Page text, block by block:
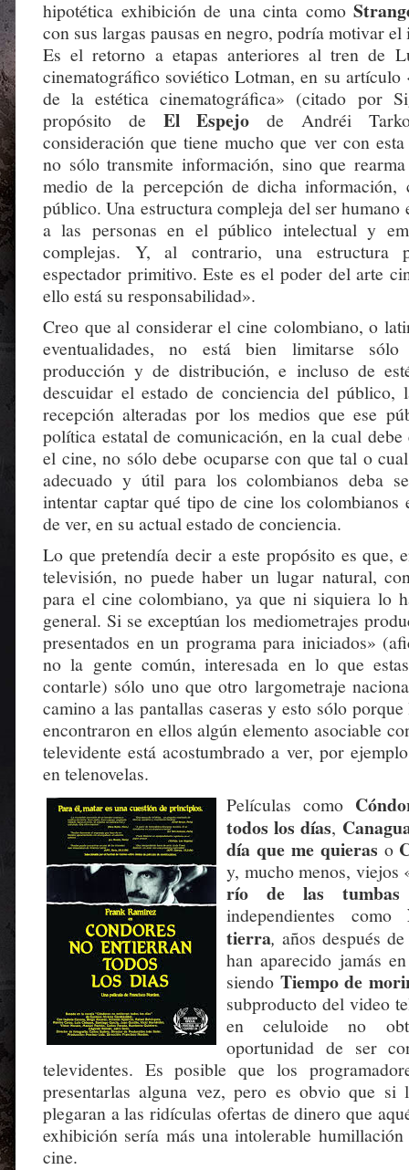
hipotética exhibición de una cinta como
con sus largas pausas en negro, podría motivar
Es el retorno a etapas anteriores al tren de
cinematográfico soviético Lotman, en su artículo
de la estética cinematográfica» (citado por
propósito de El Espejo de Andréi
consideración que tiene mucho que ver con
no sólo transmite información, sino que
medio de la percepción de dicha información,
público. Una estructura compleja del ser humano
a las personas en el público intelectual y
complejas. Y, al contrario, una estructura
espectador primitivo. Este es el poder del arte
ello está su responsabilidad».
Creo que al considerar el cine colombiano, o
eventualidades, no está bien limitarse
producción y de distribución, e incluso de
descuidar el estado de conciencia del público,
recepción alteradas por los medios que ese
política estatal de comunicación, en la cual
el cine, no sólo debe ocuparse con que tal o
adecuado y útil para los colombianos deba
intentar captar qué tipo de cine los colombianos
de ver, en su actual estado de conciencia.
Lo que pretendía decir a este propósito es que,
televisión, no puede haber un lugar natural,
para el cine colombiano, ya que ni siquiera lo
general. Si se exceptúan los mediometrajes
presentados en un programa para iniciados»
no la gente común, interesada en lo que
contarle) sólo uno que otro largometraje
camino a las pantallas caseras y esto sólo
encontraron en ellos algún elemento asociable
televidente está acostumbrado a ver, por
en telenovelas.
Películas como
todos los días,
día que me quieras o
y, mucho menos, viejos
río de las tumbas
independientes como
tierra, años después
han aparecido jamás
siendo Tiempo de
subproducto del video
en celuloide no
oportunidad de ser
televidentes. Es posible que los
presentarlas alguna vez, pero es obvio que si
plegaran a las ridículas ofertas de dinero que
exhibición sería más una intolerable
cine.